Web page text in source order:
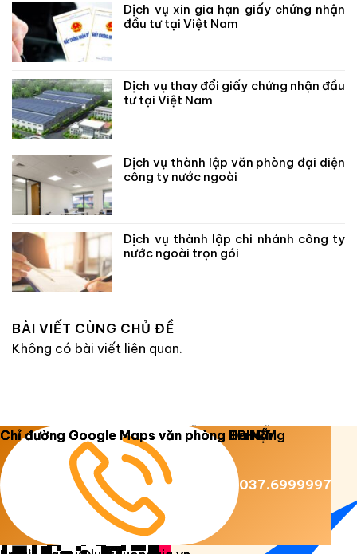
Dịch vụ xin gia hạn giấy chứng nhận
đầu tư tại Việt Nam
Dịch vụ thay đổi giấy chứng nhận đầu
tư tại Việt Nam
Dịch vụ thành lập văn phòng đại diện
công ty nước ngoài
Dịch vụ thành lập chi nhánh công ty
nước ngoài trọn gói
BÀI VIẾT CÙNG CHỦ ĐỀ
Không có bài viết liên quan.
Copyright 2026 © Luật Dương Gia